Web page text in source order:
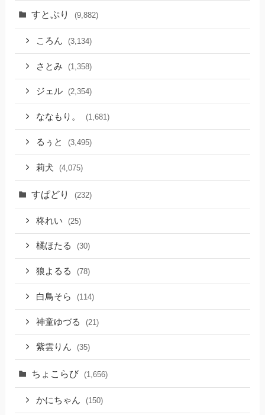
すとぷり (9,882)
ころん (3,134)
さとみ (1,358)
ジェル (2,354)
ななもり。 (1,681)
るぅと (3,495)
莉犬 (4,075)
すぱどり (232)
柊れい (25)
橘ほたる (30)
狼よるる (78)
白鳥そら (114)
神童ゆづる (21)
紫雲りん (35)
ちょこらび (1,656)
かにちゃん (150)